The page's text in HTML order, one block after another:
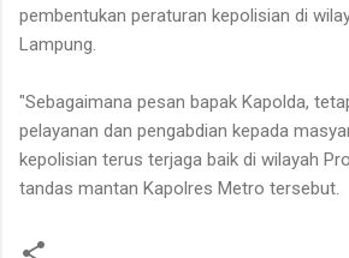
pembentukan peraturan kepolisian di
Lampung.
"Sebagaimana pesan bapak Kapolda,
pelayanan dan pengabdian kepada
kepolisian terus terjaga baik di wilayah
tandas mantan Kapolres Metro tersebut.